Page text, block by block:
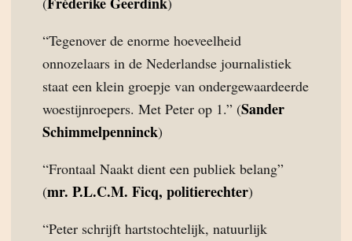
“Tegenover de enorme hoeveelheid
onnozelaars in de Nederlandse journalistiek
staat een klein groepje van ondergewaardeerde
woestijnroepers. Met Peter op 1.” (Sander
Schimmelpenninck)
“Frontaal Naakt dient een publiek belang”
(mr. P.L.C.M. Ficq, politierechter)
“Peter schrijft hartstochtelijk, natuurlijk